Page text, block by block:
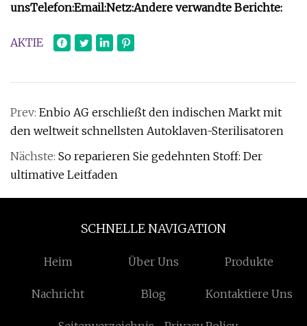
unsTelefon:Email:Netz:Andere verwandte Berichte:
AKTIE
Prev: Enbio AG erschließt den indischen Markt mit
den weltweit schnellsten Autoklaven-Sterilisatoren
Nächste: So reparieren Sie gedehnten Stoff: Der
ultimative Leitfaden
SCHNELLE NAVIGATION
Heim Über Uns Produkte
Nachricht Blog Kontaktiere Uns